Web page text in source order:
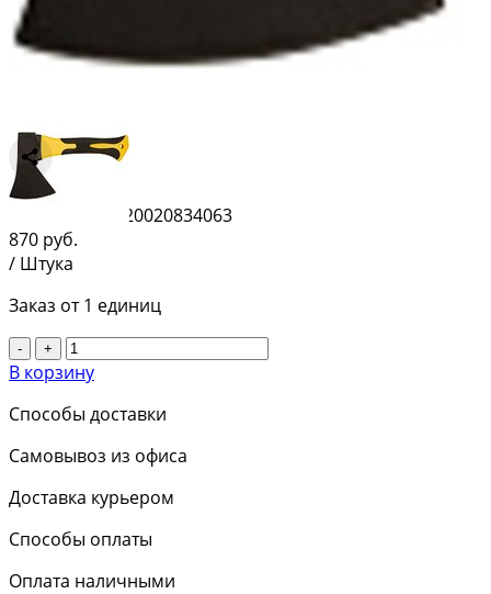
Сравнить
4620020834063
870 руб.
/ Штука
Заказ от 1 единиц
- +
В корзину
Способы доставки
Самовывоз из офиса
Доставка курьером
Способы оплаты
Оплата наличными